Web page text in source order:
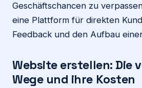
Geschäftschancen zu
eine Plattform für direkten
Feedback und den Aufbau
Website erstellen: Die
Wege und ihre Kosten